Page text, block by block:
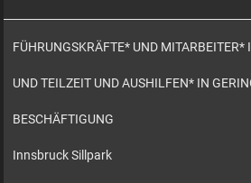
FÜHRUNGSKRÄFTE* UND
UND TEILZEIT UND AUSHILFEN* IN
BESCHÄFTIGUNG
Innsbruck Sillpark